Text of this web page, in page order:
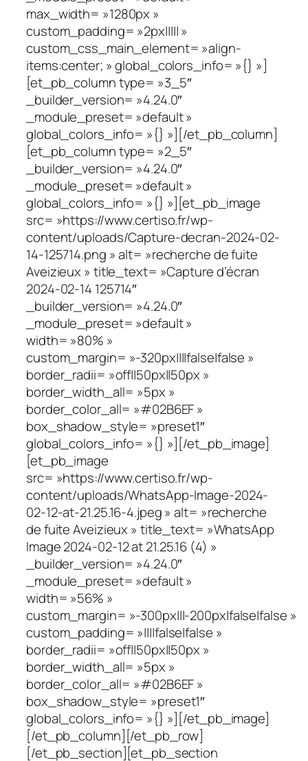
max_width= »1280px »
custom_padding= »2px||||| »
custom_css_main_element= »align-
items:center; » global_colors_info= »{} »]
[et_pb_column type= »3_5″
_builder_version= »4.24.0″
_module_preset= »default »
global_colors_info= »{} »][/et_pb_column]
[et_pb_column type= »2_5″
_builder_version= »4.24.0″
_module_preset= »default »
global_colors_info= »{} »][et_pb_image
src= »https://www.certiso.fr/wp-
content/uploads/Capture-decran-2024-02-
14-125714.png » alt= »recherche de fuite
Aveizieux » title_text= »Capture d’écran
2024-02-14 125714″
_builder_version= »4.24.0″
_module_preset= »default »
width= »80% »
custom_margin= »-320px||||false|false »
border_radii= »off||50px||50px »
border_width_all= »5px »
border_color_all= »#02B6EF »
box_shadow_style= »preset1″
global_colors_info= »{} »][/et_pb_image]
[et_pb_image
src= »https://www.certiso.fr/wp-
content/uploads/WhatsApp-Image-2024-
02-12-at-21.25.16-4.jpeg » alt= »recherche
de fuite Aveizieux » title_text= »WhatsApp
Image 2024-02-12 at 21.25.16 (4) »
_builder_version= »4.24.0″
_module_preset= »default »
width= »56% »
custom_margin= »-300px|||-200px|false|false »
custom_padding= »||||false|false »
border_radii= »off||50px||50px »
border_width_all= »5px »
border_color_all= »#02B6EF »
box_shadow_style= »preset1″
global_colors_info= »{} »][/et_pb_image]
[/et_pb_column][/et_pb_row]
[/et_pb_section][et_pb_section